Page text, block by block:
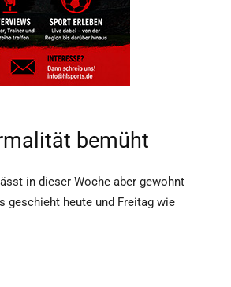
bemüht
in dieser Woche aber gewohnt
geschieht heute und Freitag wie